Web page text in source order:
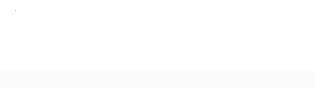
.